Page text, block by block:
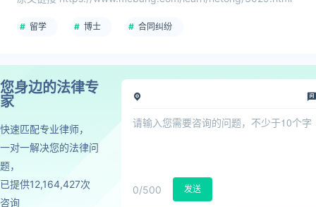
留学 博士 合同纠纷
您身边的法律专
家
快速匹配专业律师，
一对一解决您的法律问
题，
已提供12,164,427次
咨询
0/500 发送